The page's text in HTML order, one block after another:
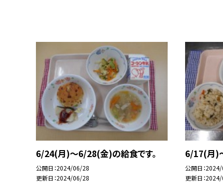
6/24(月)～6/28(金)の給食です。
公開日 2024/06/28
更新日 2024/06/28
6/17(月)
公開日
更新日